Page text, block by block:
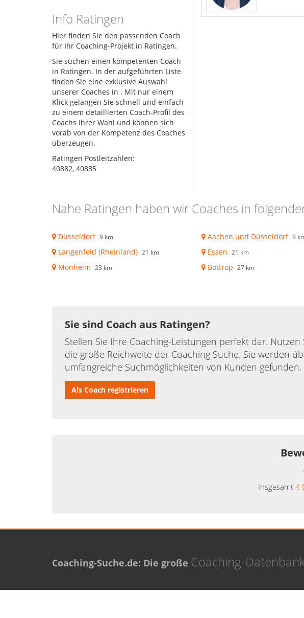
Info Ratingen
Hier finden Sie den passenden Coach
für Ihr Coaching-Projekt in Ratingen.
Sie suchen einen kompetenten Coach
in Ratingen. In der aufgeführten Liste
finden Sie eine exklusive Auswahl
unserer Coaches in . Mit nur einem
Klick gelangen Sie schnell und einfach
zu einem detaillierten Coach-Profil des
Coachs Ihrer Wahl und können sich
vorab von der Kompetenz des Coaches
überzeugen.
Ratingen Postleitzahlen:
40882, 40885
Nahe Ratingen haben wir Coaches in
Düsseldorf 9 km Aachen und Düsseldorf 9
Langenfeld (Rheinland) 21 km Essen 21 km
Monheim 23 km Bottrop 27 km
Sie sind Coach aus Ratingen?
Stellen Sie Ihre Coaching-Leistungen perfekt dar. Nutzen
die große Reichweite der Coaching Suche. Sie werden
umfangreiche Suchmöglichkeiten von Kunden gefunden.
Als Coach registrieren
Insgesamt 4
Coaching-Suche.de: Die große Coaching-